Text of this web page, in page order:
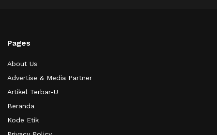
Pages
About Us
Advertise & Media Partner
Artikel Terbar-U
Beranda
Kode Etik